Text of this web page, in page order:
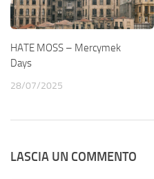
HATE MOSS – Mercymek
Days
28/07/2025
LASCIA UN COMMENTO